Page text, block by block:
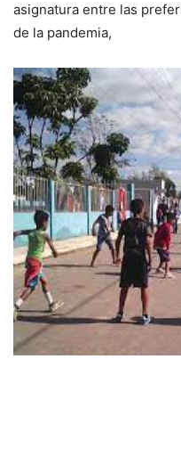
asignatura entre las
de la pandemia,